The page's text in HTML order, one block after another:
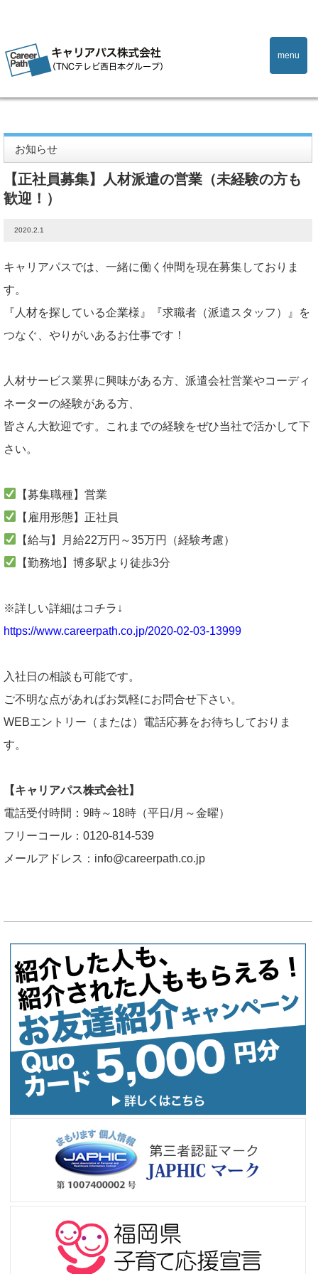
menu
お知らせ
【正社員募集】人材派遣の営業（未経験の方も
歓迎！）
2020.2.1
キャリアパスでは、一緒に働く仲間を現在募集しておりま
す。
『人材を探している企業様』『求職者（派遣スタッフ）』を
つなぐ、やりがいあるお仕事です！
人材サービス業界に興味がある方、派遣会社営業やコーディ
ネーターの経験がある方、
皆さん大歓迎です。これまでの経験をぜひ当社で活かして下
さい。
【募集職種】営業
【雇用形態】正社員
【給与】月給22万円～35万円（経験考慮）
【勤務地】博多駅より徒歩3分
※詳しい詳細はコチラ↓
https://www.careerpath.co.jp/2020-02-03-13999
入社日の相談も可能です。
ご不明な点があればお気軽にお問合せ下さい。
WEBエントリー（または）電話応募をお待ちしておりま
す。
【キャリアパス株式会社】
電話受付時間：9時～18時（平日/月～金曜）
フリーコール：0120-814-539
メールアドレス：info@careerpath.co.jp